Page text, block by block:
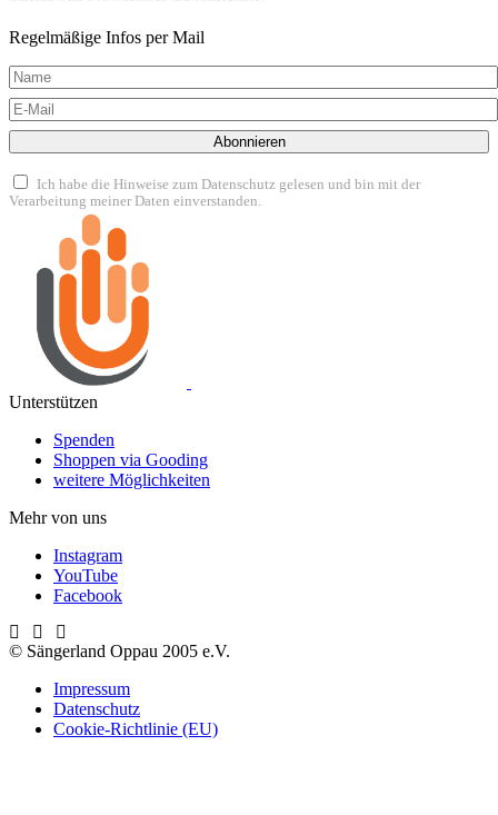
Regelmäßige Infos per Mail
Abonnieren
Ich habe die Hinweise zum Datenschutz gelesen und bin mit der
Verarbeitung meiner Daten einverstanden.
Unterstützen
Spenden
Shoppen via Gooding
weitere Möglichkeiten
Mehr von uns
Instagram
YouTube
Facebook
© Sängerland Oppau 2005 e.V.
Impressum
Datenschutz
Cookie-Richtlinie (EU)